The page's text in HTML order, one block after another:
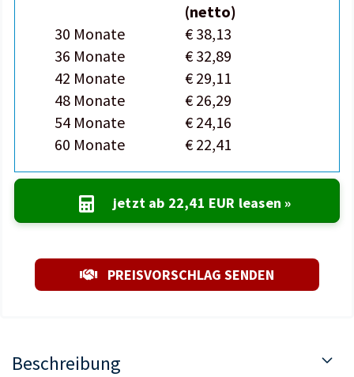
(netto)
30 Monate
€ 38,13
36 Monate
€ 32,89
42 Monate
€ 29,11
48 Monate
€ 26,29
54 Monate
€ 24,16
60 Monate
€ 22,41
jetzt ab 22,41 EUR leasen »
PREISVORSCHLAG SENDEN
Beschreibung